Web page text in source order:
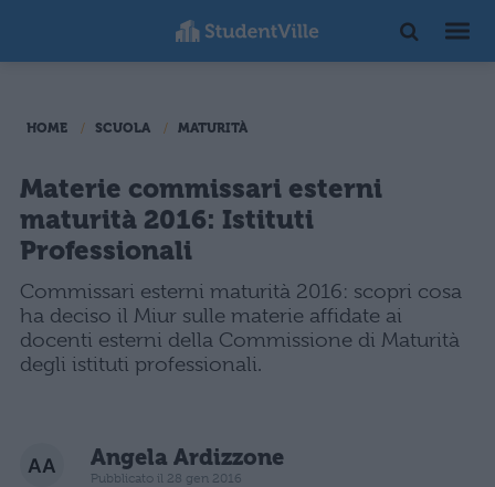
HOME SCUOLA MATURITÀ
Materie commissari esterni
maturità 2016: Istituti
Professionali
Commissari esterni maturità 2016: scopri cosa
ha deciso il Miur sulle materie affidate ai
docenti esterni della Commissione di Maturità
degli istituti professionali.
Angela Ardizzone
Pubblicato il 28 gen 2016